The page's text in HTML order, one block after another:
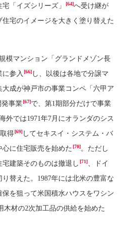
「イズシリーズ」
[64]へ受け継が
宅のイメージを大きく塗り替えた
模マンション「グランドメゾン長
に参入 [66] し、以後は各地で分譲マ
成が神戸市の事業コンペ「六甲ア
発事業[67]で、第1期部分だけで事業
外では1971年7月にオランダのシス
得[69] してセキスイ・システム・バ
に住宅販売を始めた [70]。ただし
建築そのものは撤退し [71]、ドイ
替えた。1987年には北米の豊富な
を狙って米国積水ハウスをワシン
木材の2次加工品の供給を始めた